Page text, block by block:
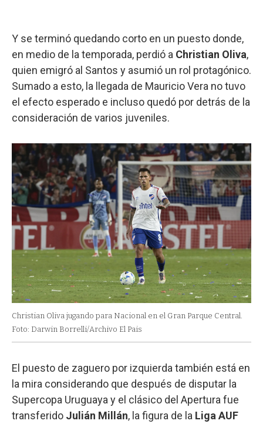
Y se terminó quedando corto en un puesto donde,
en medio de la temporada, perdió a Christian Oliva,
quien emigró al Santos y asumió un rol protagónico.
Sumado a esto, la llegada de Mauricio Vera no tuvo
el efecto esperado e incluso quedó por detrás de la
consideración de varios juveniles.
Christian Oliva jugando para Nacional en el Gran Parque Central.
Foto: Darwin Borrelli/Archivo El Pais
El puesto de zaguero por izquierda también está en
la mira considerando que después de disputar la
Supercopa Uruguaya y el clásico del Apertura fue
transferido Julián Millán, la figura de la Liga AUF